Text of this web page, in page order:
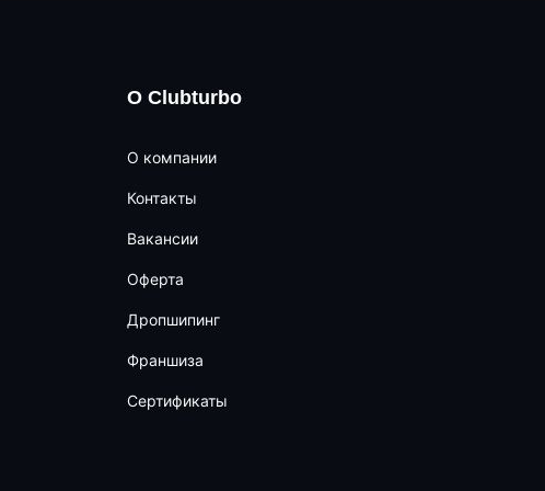
О Clubturbo
О компании
Контакты
Вакансии
Оферта
Дропшипинг
Франшиза
Сертификаты